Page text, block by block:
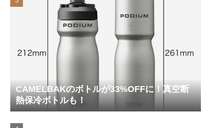
CAMELBAKのボトルが33%OFFに！真空断
熱保冷ボトルも！